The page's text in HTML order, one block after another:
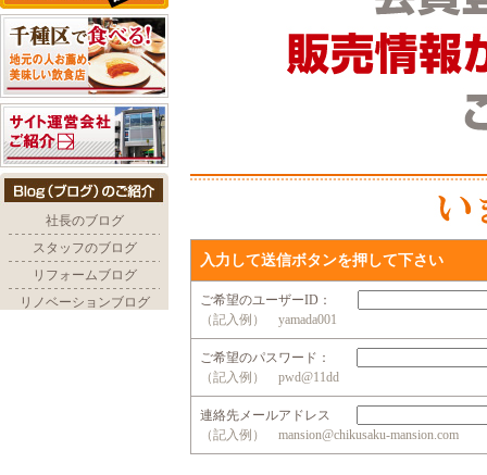
入力して送信ボタンを押して下さい
ご希望のユーザーID：
（記入例） yamada001
ご希望のパスワード：
（記入例） pwd@11dd
連絡先メールアドレス
（記入例） mansion@chikusaku-mansion.com